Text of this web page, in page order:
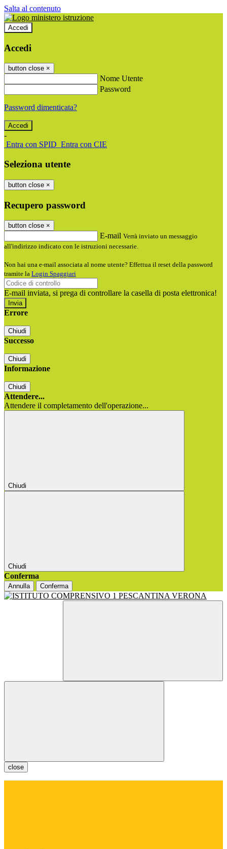
Salta al contenuto
Accedi
Accedi
button close ×
Nome Utente
Password
Password dimenticata?
-
Entra con SPID Entra con CIE
Seleziona utente
button close ×
Recupero password
button close ×
E-mail Verrà inviato un messaggio
all'indirizzo indicato con le istruzioni necessarie.
Non hai una e-mail associata al nome utente? Effettua il reset della password
tramite la Login Spaggiari
E-mail inviata, si prega di controllare la casella di posta elettronica!
Errore
Chiudi
Successo
Chiudi
Informazione
Chiudi
Attendere...
Attendere il completamento dell'operazione...
Chiudi
Chiudi
Conferma
Annulla Conferma
close